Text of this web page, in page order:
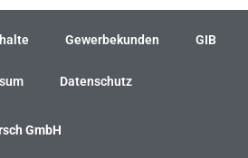
Gewerbekunden GIB
Datenschutz
GmbH